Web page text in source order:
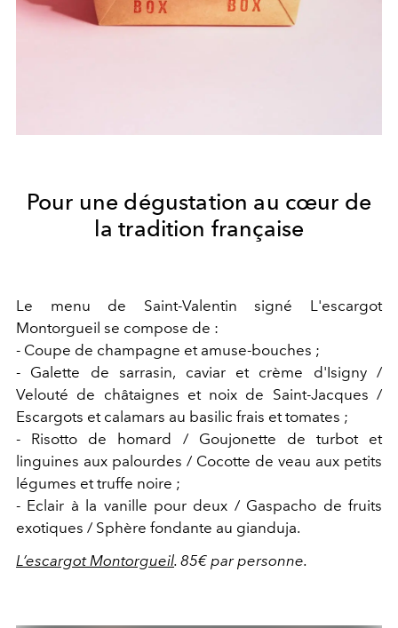
Pour une dégustation au cœur de
la tradition française
Le menu de Saint-Valentin signé L'escargot
Montorgueil se compose de :
- Coupe de champagne et amuse-bouches ;
- Galette de sarrasin, caviar et crème d'Isigny /
Velouté de châtaignes et noix de Saint-Jacques /
Escargots et calamars au basilic frais et tomates ;
- Risotto de homard / Goujonette de turbot et
linguines aux palourdes / Cocotte de veau aux petits
légumes et truffe noire ;
- Eclair à la vanille pour deux / Gaspacho de fruits
exotiques / Sphère fondante au gianduja.
L’escargot Montorgueil. 85€ par personne.